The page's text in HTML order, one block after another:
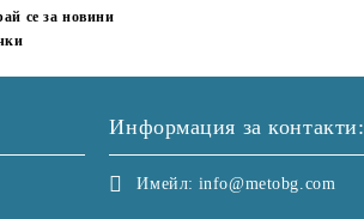
се за новини
Информация за контакти:
Имейл: info@metobg.com